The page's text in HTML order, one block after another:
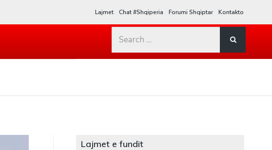
Lajmet Chat #Shqiperia Forumi Shqiptar Kontakto
Search
Lajmet e fundit